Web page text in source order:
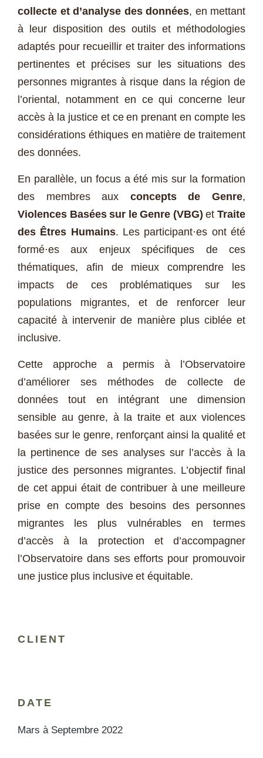
collecte et d’analyse des données, en mettant
à leur disposition des outils et méthodologies
adaptés pour recueillir et traiter des informations
pertinentes et précises sur les situations des
personnes migrantes à risque dans la région de
l’oriental, notamment en ce qui concerne leur
accès à la justice et ce en prenant en compte les
considérations éthiques en matière de traitement
des données.
En parallèle, un focus a été mis sur la formation
des membres aux concepts de Genre,
Violences Basées sur le Genre (VBG) etTraite
des Êtres Humains. Les participant·es ont été
formé·es aux enjeux spécifiques de ces
thématiques, afin de mieux comprendre les
impacts de ces problématiques sur les
populations migrantes, et de renforcer leur
capacité à intervenir de manière plus ciblée et
inclusive.
Cette approche a permis à l’Observatoire
d’améliorer ses méthodes de collecte de
données tout en intégrant une dimension
sensible au genre, à la traite et aux violences
basées sur le genre, renforçant ainsi la qualité et
la pertinence de ses analyses sur l’accès à la
justice des personnes migrantes. L’objectif final
de cet appui était de contribuer à une meilleure
prise en compte des besoins des personnes
migrantes les plus vulnérables en termes
d’accès à la protection et d’accompagner
l’Observatoire dans ses efforts pour promouvoir
une justice plus inclusive et équitable.
CLIENT
DATE
Mars à Septembre 2022